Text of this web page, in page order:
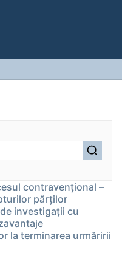
contravențional –
părților
investigaţii cu
la terminarea urmăririi